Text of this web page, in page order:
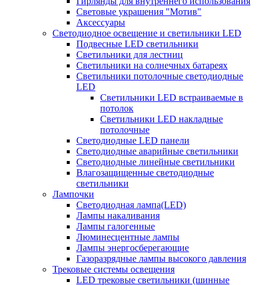
Световые украшения "Мотив"
Аксессуары
Светодиодное освещение и светильники LED
Подвесные LED светильники
Светильники для лестниц
Светильники на солнечных батареях
Светильники потолочные светодиодные
LED
Cветильники LED встраиваемые в
потолок
Светильники LED накладные
потолочные
Светодиодные LED панели
Светодиодные аварийные светильники
Светодиодные линейные светильники
Влагозащищенные светодиодные
светильники
Лампочки
Светодиодная лампа(LED)
Лампы накаливания
Лампы галогенные
Люминесцентные лампы
Лампы энергосберегающие
Газоразрядные лампы высокого давления
Трековые системы освещения
LED трековые светильники (шинные